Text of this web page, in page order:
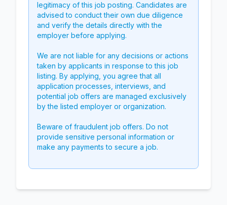
legitimacy of this job posting. Candidates are
advised to conduct their own due diligence
and verify the details directly with the
employer before applying.
We are not liable for any decisions or actions
taken by applicants in response to this job
listing. By applying, you agree that all
application processes, interviews, and
potential job offers are managed exclusively
by the listed employer or organization.
Beware of fraudulent job offers. Do not
provide sensitive personal information or
make any payments to secure a job.